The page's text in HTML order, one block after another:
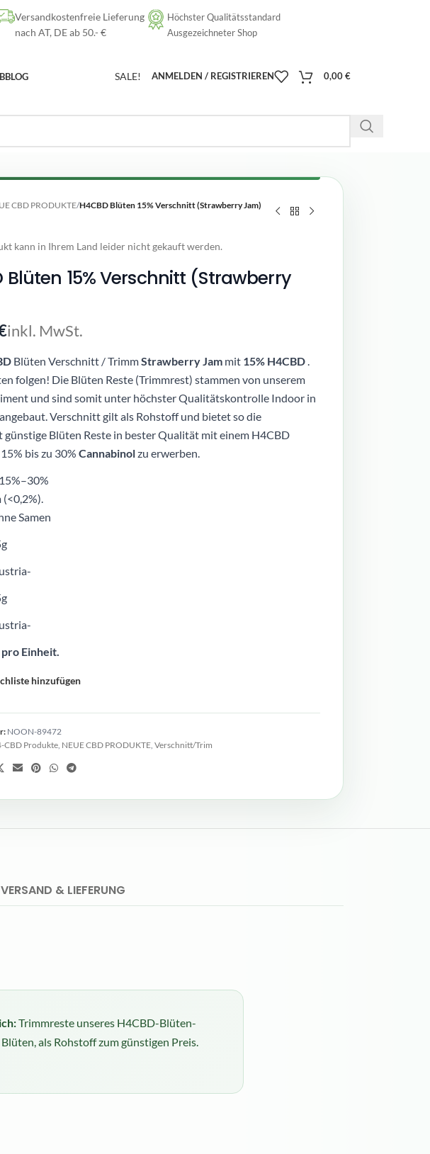
Versandkostenfreie Lieferung
nach AT, DE ab 50.- €
Höchster Qualitätsstandard
Ausgezeichneter Shop
BLOG SALE! ANMELDEN / REGISTRIEREN 0,00€
CBD PRODUKTE/H4CBD Blüten 15% Verschnitt (Strawberry Jam)
kann in Ihrem Land leider nicht gekauft werden.
Blüten 15% Verschnitt (Strawberry
inkl. MwSt.
Blüten Verschnitt / TrimmStrawberry Jam mit15% H4CBD.
folgen! Die Blüten Reste (Trimmrest) stammen von unserem
und sind somit unter höchster Qualitätskontrolle Indoor in
Verschnitt gilt als Rohstoff und bietet so die
günstige Blüten Reste in bester Qualität mit einem H4CBD
bis zu 30% Cannabinolzu erwerben.
Samen
Einheit.
hinzufügen
NOON-89472
CBD Produkte, NEUE CBD PRODUKTE, Verschnitt/Trim
VERSAND & LIEFERUNG
Trimmreste unseres H4CBD-Blüten-
als Rohstoff zum günstigen Preis.